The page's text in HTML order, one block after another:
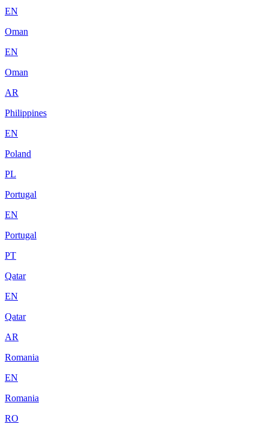
EN
Oman
EN
Oman
AR
Philippines
EN
Poland
PL
Portugal
EN
Portugal
PT
Qatar
EN
Qatar
AR
Romania
EN
Romania
RO